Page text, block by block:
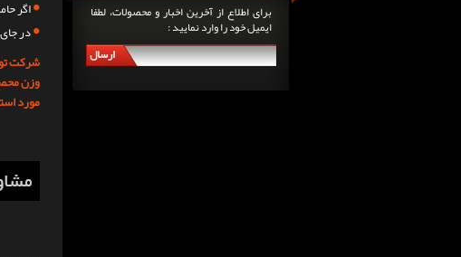
اگر
•در
شرکت
وزن
مورد
برای اطلاع از آخرین اخبار و محصولات، لطفا
ایمیل خود را وارد نمایید :
ارسال